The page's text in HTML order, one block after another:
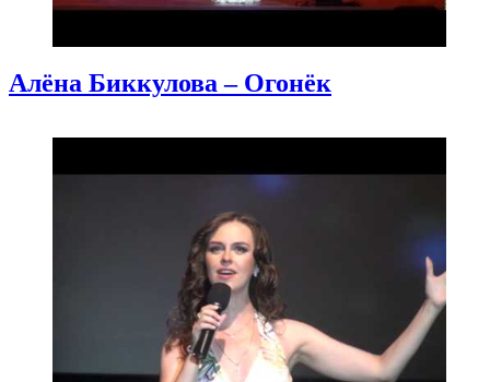
Алёна Биккулова – Огонёк